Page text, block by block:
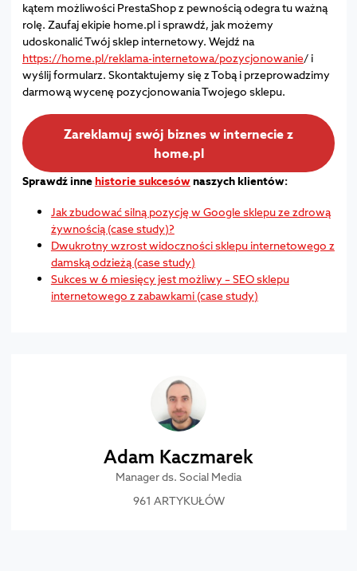
kątem możliwości PrestaShop z pewnością odegra tu ważną
rolę. Zaufaj ekipie home.pl i sprawdź, jak możemy
udoskonalić Twój sklep internetowy. Wejdź na
https://home.pl/reklama-internetowa/pozycjonowanie/ i
wyślij formularz. Skontaktujemy się z Tobą i przeprowadzimy
darmową wycenę pozycjonowania Twojego sklepu.
Zareklamuj swój biznes w internecie z
home.pl
Sprawdź innehistorie sukcesównaszych klientów:
Jak zbudować silną pozycję w Google sklepu ze zdrową
żywnością (case study)?
Dwukrotny wzrost widoczności sklepu internetowego z
damską odzieżą (case study)
Sukces w 6 miesięcy jest możliwy – SEO sklepu
internetowego z zabawkami (case study)
Adam Kaczmarek
Manager ds. Social Media
961 ARTYKUŁÓW